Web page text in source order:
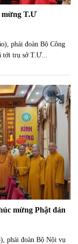
mừng T.Ư
phái đoàn Bộ Công
tới trụ sở T.Ư...
mừng Phật đản
phái đoàn Bộ Nội vụ